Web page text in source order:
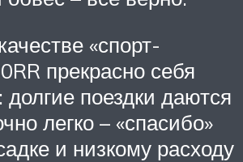
«спорт-
прекрасно себя
долгие поездки даются
легко – «спасибо»
и низкому расходу